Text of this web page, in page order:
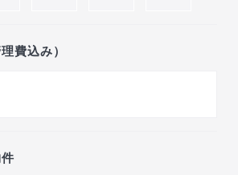
費込み）